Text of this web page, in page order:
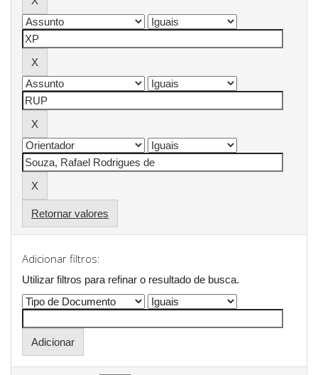
Retornar valores
Adicionar filtros:
Utilizar filtros para refinar o resultado de busca.